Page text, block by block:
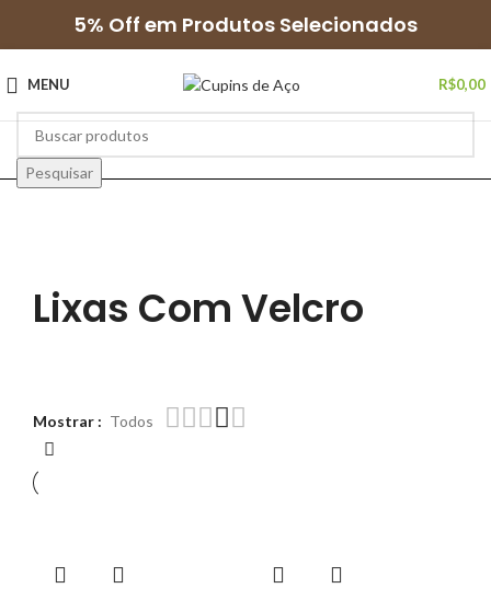
5% Off em Produtos Selecionados
MENU R$0,00
Pesquisar
Lixas Com Velcro
Mostrar Todos